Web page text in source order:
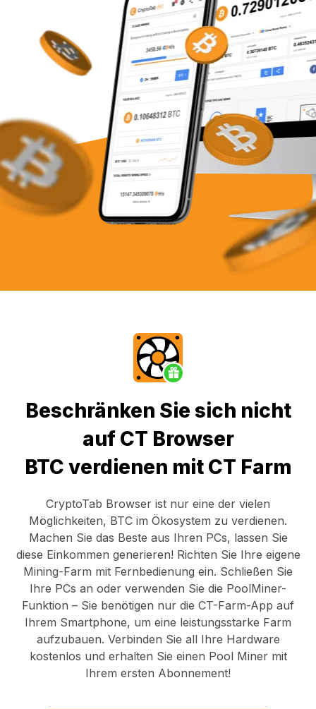
Beschränken Sie sich nicht
auf CT Browser
BTC verdienen mit CT Farm
CryptoTab Browser ist nur eine der vielen
Möglichkeiten, BTC im Ökosystem zu verdienen.
Machen Sie das Beste aus Ihren PCs, lassen Sie
diese Einkommen generieren! Richten Sie Ihre eigene
Mining-Farm mit Fernbedienung ein. Schließen Sie
Ihre PCs an oder verwenden Sie die PoolMiner-
Funktion – Sie benötigen nur die CT-Farm-App auf
Ihrem Smartphone, um eine leistungsstarke Farm
aufzubauen. Verbinden Sie all Ihre Hardware
kostenlos und erhalten Sie einen Pool Minermit
Ihrem ersten Abonnement!